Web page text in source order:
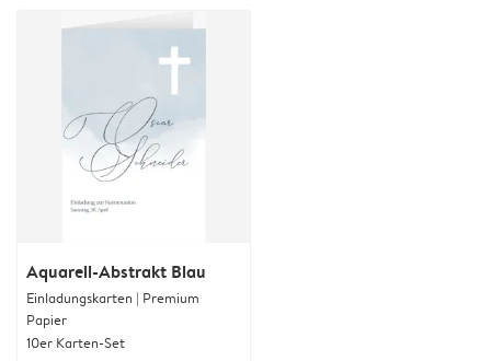
Aquarell-Abstrakt Blau
Einladungskarten | Premium
Papier
10er Karten-Set